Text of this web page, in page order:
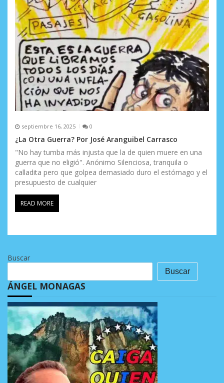
septiembre 16, 2025 0
¿La Otra Guerra? Por José Aranguibel Carrasco
"No hay tumba más injusta que la de quien muere en una
guerra que no eligió". Anónimo Silenciosa, tranquila o
calladita pero que golpea demasiado duro el estómago y el
presupuesto de cualquier
READ MORE
Buscar
Buscar
ÁNGEL MONAGAS